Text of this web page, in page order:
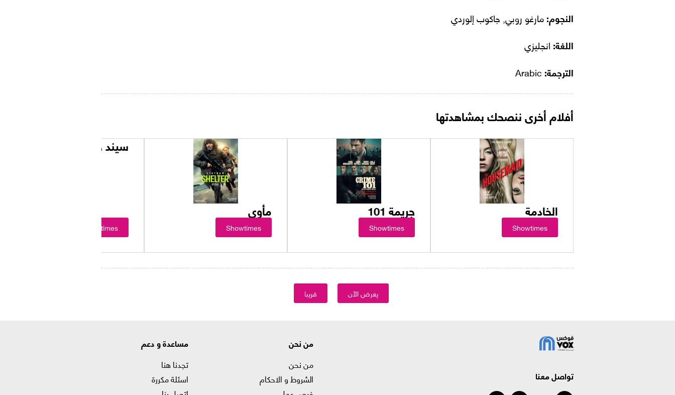
النجوم:مارغو روبي, جاكوب إلوردي
اللغة: انجليزي
الترجمة:
أفلام أخرى ننصحك بمشاهدتها
الخادمة
Showtimes
جريمة 101
Showtimes
مأوى
Showtimes
سيند هيلب
Showtimes
يعرض الآن قريبا
تواصل معنا
من نحن
من نحن
الشروط و الاحكام
مساعدة و دعم
تجدنا هنا
اسئلة مكررة